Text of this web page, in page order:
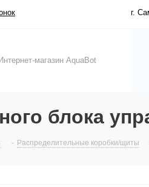
г.
Интернет-магазин AquaBot
блока
- Распределительные коробки/щиты